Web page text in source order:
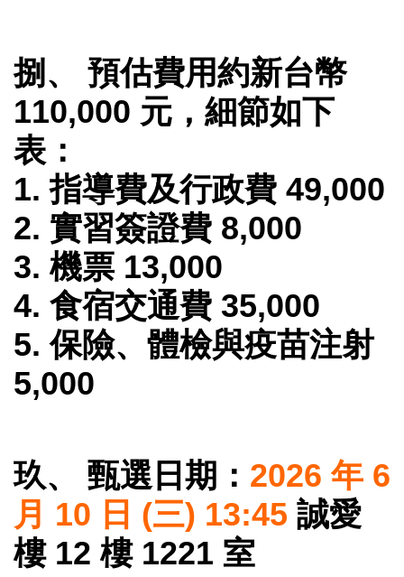
捌、 預估費用約新台幣
110,000 元，細節如下
表：
1. 指導費及行政費 49,000
2. 實習簽證費 8,000
3. 機票 13,000
4. 食宿交通費 35,000
5. 保險、體檢與疫苗注射
5,000
玖、 甄選日期： 2026 年 6
月 10 日 (三) 13:45 誠愛
樓 12 樓 1221 室